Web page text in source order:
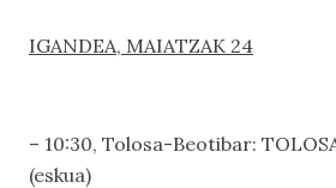
IGANDEA, MAIATZAK 24
– 10:30, Tolosa-Beotibar:
(eskua)